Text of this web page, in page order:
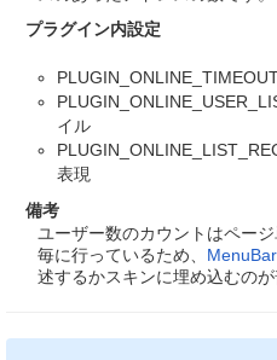
プラグイン内設定
イル
表現
備考
ユーザー数のカウントはペー
毎に行っているため、 MenuBar
述するかスキンに埋め込むのが